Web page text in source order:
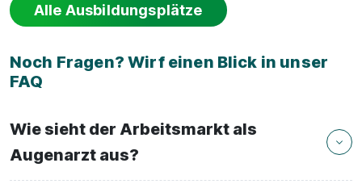
Alle Ausbildungsplätze
Noch Fragen? Wirf einen Blick in unser
FAQ
Wie sieht der Arbeitsmarkt als
Augenarzt aus?